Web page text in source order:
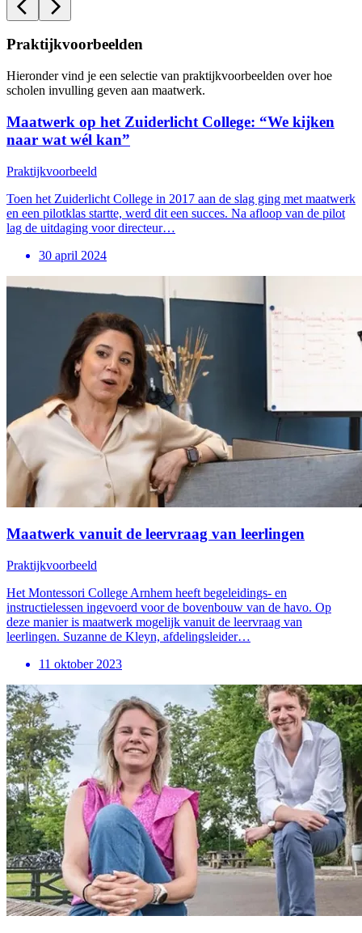
Praktijkvoorbeelden
Hieronder vind je een selectie van praktijkvoorbeelden over hoe
scholen invulling geven aan maatwerk.
Maatwerk op het Zuiderlicht College: “We kijken
naar wat wél kan”
Praktijkvoorbeeld
Toen het Zuiderlicht College in 2017 aan de slag ging met maatwerk
en een pilotklas startte, werd dit een succes. Na afloop van de pilot
lag de uitdaging voor directeur…
30 april 2024
Maatwerk vanuit de leervraag van leerlingen
Praktijkvoorbeeld
Het Montessori College Arnhem heeft begeleidings- en
instructielessen ingevoerd voor de bovenbouw van de havo. Op
deze manier is maatwerk mogelijk vanuit de leervraag van
leerlingen. Suzanne de Kleyn, afdelingsleider…
11 oktober 2023